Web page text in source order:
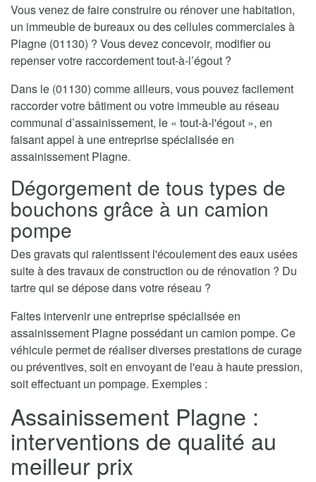
Vous venez de faire construire ou rénover une habitation,
un immeuble de bureaux ou des cellules commerciales à
Plagne (01130) ? Vous devez concevoir, modifier ou
repenser votre raccordement tout-à-l’égout ?
Dans le (01130) comme ailleurs, vous pouvez facilement
raccorder votre bâtiment ou votre immeuble au réseau
communal d’assainissement, le « tout-à-l'égout », en
faisant appel à une entreprise spécialisée en
assainissement Plagne.
Dégorgement de tous types de
bouchons grâce à un camion
pompe
Des gravats qui ralentissent l'écoulement des eaux usées
suite à des travaux de construction ou de rénovation ? Du
tartre qui se dépose dans votre réseau ?
Faites intervenir une entreprise spécialisée en
assainissement Plagne possédant un camion pompe. Ce
véhicule permet de réaliser diverses prestations de curage
ou préventives, soit en envoyant de l'eau à haute pression,
soit effectuant un pompage. Exemples :
Assainissement Plagne :
interventions de qualité au
meilleur prix